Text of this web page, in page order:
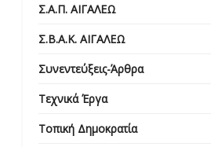
Σ.Α.Π. ΑΙΓΑΛΕΩ
Σ.Β.Α.Κ. ΑΙΓΑΛΕΩ
Συνεντεύξεις-Άρθρα
Τεχνικά Έργα
Τοπική Δημοκρατία